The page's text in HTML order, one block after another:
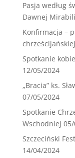
Pasja według
Dawnej
Konfirmacja –
chrześcijańskiej
Spotkanie
12/05/2024
„Bracia” ks.
07/05/2024
Spotkanie
Wschodniej
Szczeciński
14/04/2024